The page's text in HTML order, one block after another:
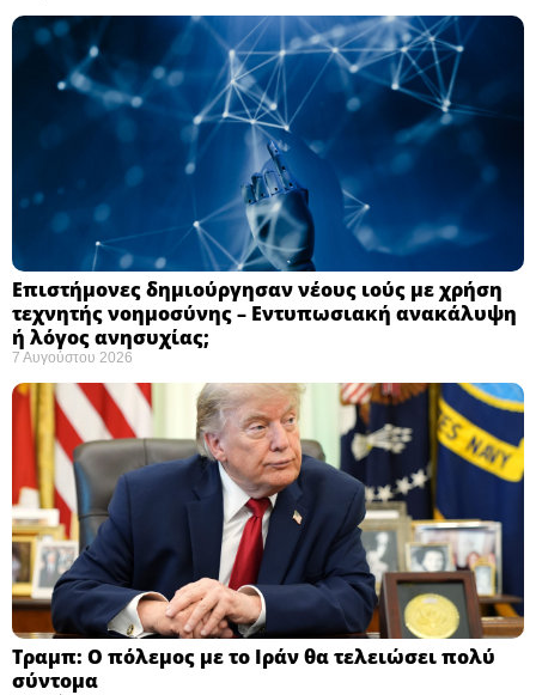
Επιστήμονες δημιούργησαν νέους ιούς με χρήση
τεχνητής νοημοσύνης – Εντυπωσιακή ανακάλυψη
ή λόγος ανησυχίας; ​
7 Αυγούστου 2026
Τραμπ: Ο πόλεμος με το Ιράν θα τελειώσει πολύ
σύντομα ​